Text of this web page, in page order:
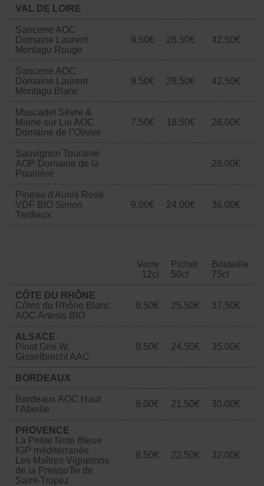
VAL DE LOIRE
Sancerre AOC
Domaine Laurent
Montagu Rouge
9.50€ 28.50€ 42.50€
Sancerre AOC
Domaine Laurent
Montagu Blanc
9.50€ 28.50€ 42.50€
Muscadet Sèvre &
Maine sur Lie AOC
Domaine de l’Olivier
7.50€ 18.50€ 26.00€
Sauvignon Touraine
AOP Domaine de la
Pounière
26.00€
Pineau d'Aunis Rosé
VDF BIO Simon
Tardieux
9.00€ 24.00€ 36.00€
Verre
12cl
Pichet
50cl
Bouteille
75cl
CÔTE DU RHÔNE
Côtes du Rhône Blanc
AOC Artesis BIO
9.50€ 25.50€ 37.50€
ALSACE
Pinot Gris W.
Gisselbrecht AAC
9.50€ 24.50€ 35.00€
BORDEAUX
Bordeaux AOC Haut
l’Abeille
8.00€ 21.50€ 30.00€
PROVENCE
La Petite Note Bleue
IGP méditerranée
Les Maîtres Vignerons
de la Presqu'île de
Saint-Tropez
8.50€ 22.50€ 32.00€